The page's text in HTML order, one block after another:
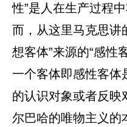
性”是人在生产过程
而，从这里马克思讲
想客体”来源的“感性
一个客体即感性客体
的认识对象或者反映
尔巴哈的唯物主义的